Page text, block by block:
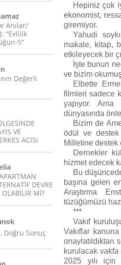
Anılar/
“Evlilik
5”
Değerli
VE
ACISI
DEVRE
Mİ?
Doğru Sonuç
Hepiniz çok
ekonomist,
giremiyor.
Yahudi
makale, kitap,
etkileyecek bir
İşte bunun
ve bizim
Elbette
filmleri sadece
yapıyor. Ama
dünyasında
Bizim de
ödül ve destek
Milletine destek
Dernekler
hizmet edecek
Bu
başına gelen
Araştırma
tüzüğümüzü
***
Vakıf
Vakıflar
onaylatıldıktan
kurulacak vakfa
2025 yılı